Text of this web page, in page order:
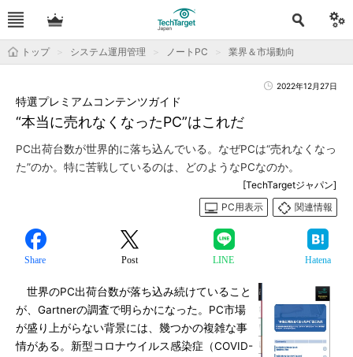
トップ システム運用管理 ノートPC 業界＆市場動向
2022年12月27日
“本当に売れなくなったPC”はこれだ
特選プレミアムコンテンツガイド
PC出荷台数が世界的に落ち込んでいる。なぜPCは“売れなくなっ
た”のか。特に苦戦しているのは、どのようなPCなのか。
[TechTargetジャパン]
PC用表示
関連情報
Share Post LINE Hatena
世界のPC出荷台数が落ち込み続けていること
が、Gartnerの調査で明らかになった。PC市場
が盛り上がらない背景には、幾つかの複雑な事
情がある。新型コロナウイルス感染症（COVID-